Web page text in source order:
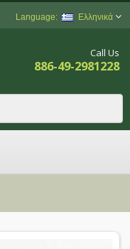
Ελληνικά
Call Us
886-49-2981228